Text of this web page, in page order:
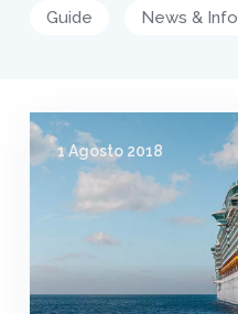
Guide News & Info
1 Agosto 2018